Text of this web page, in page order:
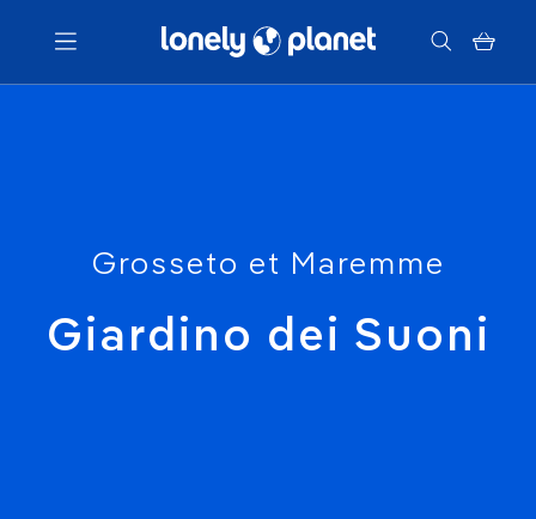
Menu
Grosseto et Maremme
Giardino dei Suoni